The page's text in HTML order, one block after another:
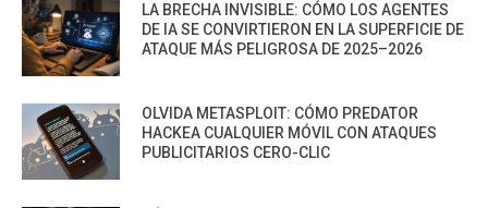
LA BRECHA INVISIBLE: CÓMO LOS AGENTES
DE IA SE CONVIRTIERON EN LA SUPERFICIE DE
ATAQUE MÁS PELIGROSA DE 2025–2026
OLVIDA METASPLOIT: CÓMO PREDATOR
HACKEA CUALQUIER MÓVIL CON ATAQUES
PUBLICITARIOS CERO-CLIC